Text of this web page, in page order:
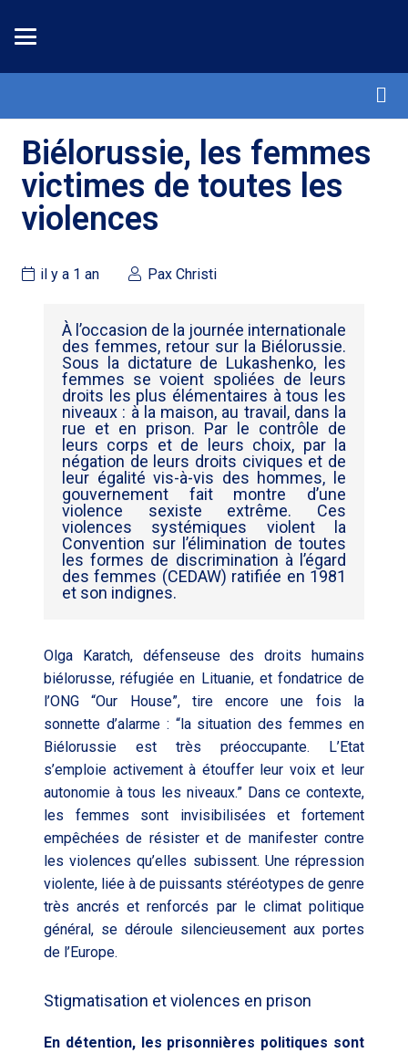
Biélorussie, les femmes
victimes de toutes les
violences
il y a 1 an Pax Christi
À l’occasion de la journée internationale
des femmes, retour sur la Biélorussie.
Sous la dictature de Lukashenko, les
femmes se voient spoliées de leurs
droits les plus élémentaires à tous les
niveaux : à la maison, au travail, dans la
rue et en prison. Par le contrôle de
leurs corps et de leurs choix, par la
négation de leurs droits civiques et de
leur égalité vis-à-vis des hommes, le
gouvernement fait montre d’une
violence sexiste extrême. Ces
violences systémiques violent la
Convention sur l’élimination de toutes
les formes de discrimination à l’égard
des femmes (CEDAW) ratifiée en 1981
et son indignes.
Olga Karatch, défenseuse des droits humains
biélorusse, réfugiée en Lituanie, et fondatrice de
l’ONG “Our House”, tire encore une fois la
sonnette d’alarme : “la situation des femmes en
Biélorussie est très préoccupante. L’Etat
s’emploie activement à étouffer leur voix et leur
autonomie à tous les niveaux.” Dans ce contexte,
les femmes sont invisibilisées et fortement
empêchées de résister et de manifester contre
les violences qu’elles subissent. Une répression
violente, liée à de puissants stéréotypes de genre
très ancrés et renforcés par le climat politique
général, se déroule silencieusement aux portes
de l’Europe.
Stigmatisation et violences en prison
En détention, les prisonnières politiques sont